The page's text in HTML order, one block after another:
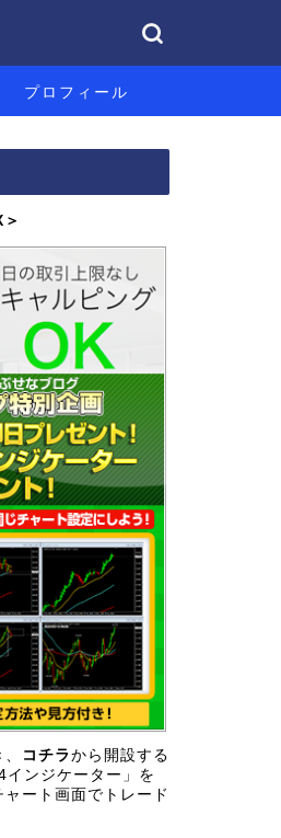
プロフィール
＞
コチラから開設する
インジケーター」を
ート画面でトレード